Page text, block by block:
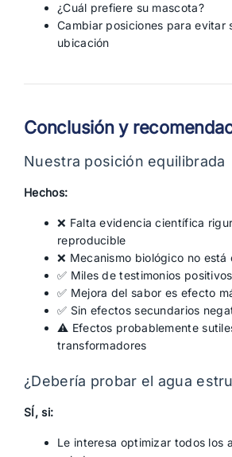
¿Cuál prefiere su mascota?
Cambiar posiciones para evitar
ubicación
Conclusión y
Nuestra posición equilibrada
Hechos:
❌ Falta evidencia científica
reproducible
❌ Mecanismo biológico no está
✅ Miles de testimonios
✅ Mejora del sabor es efecto
✅ Sin efectos secundarios
⚠️ Efectos probablemente
transformadores
¿Debería probar el agua
SÍ, si:
Le interesa optimizar todos los